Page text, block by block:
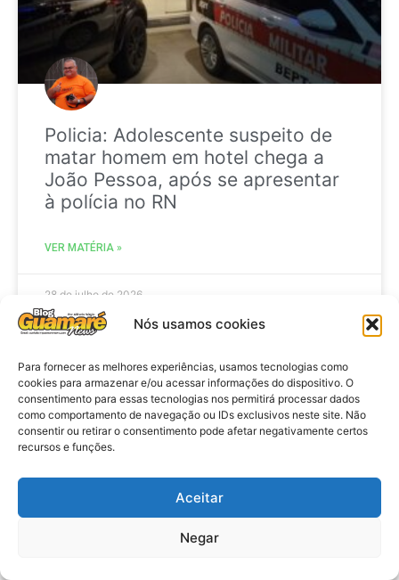
Nós usamos cookies
Para fornecer as melhores experiências, usamos tecnologias como
cookies para armazenar e/ou acessar informações do dispositivo. O
consentimento para essas tecnologias nos permitirá processar dados
como comportamento de navegação ou IDs exclusivos neste site. Não
consentir ou retirar o consentimento pode afetar negativamente certos
recursos e funções.
Aceitar
Negar
Policia: Adolescente suspeito de
matar homem em hotel chega a
João Pessoa, após se apresentar
à polícia no RN
VER MATÉRIA »
28 de julho de 2026
ELEIÇÕES